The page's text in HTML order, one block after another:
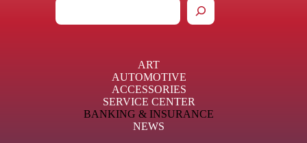
ART
AUTOMOTIVE
ACCESSORIES
SERVICE CENTER
BANKING & INSURANCE
NEWS